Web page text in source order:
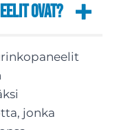
ovat?
jonka